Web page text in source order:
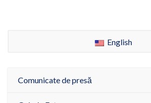
English
Comunicate de presă